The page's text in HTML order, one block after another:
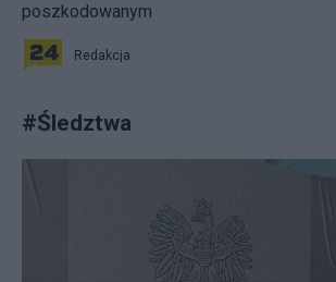
poszkodowanym
Redakcja
#Śledztwa